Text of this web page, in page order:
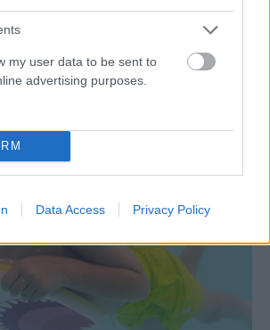
my user data to be sent to
advertising purposes.
Data Access Privacy Policy
Γεμάτα πλοία, ΚΤΕΛ και
το δεύτερο κύμα του